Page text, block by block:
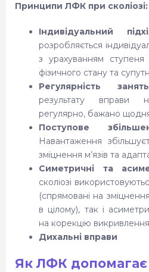
Принципи ЛФК при сколіозі:
Індивідуальний
розробляється
з урахуванням ступеня
фізичного стану та
Регулярність
результату вправи
регулярно, бажано
Поступове
Навантаження
зміцнення м’язів та
Симетричні та
сколіозі
(спрямовані на
в цілому), так і
на корекцію
Дихальні вправи
Як ЛФК допомагає